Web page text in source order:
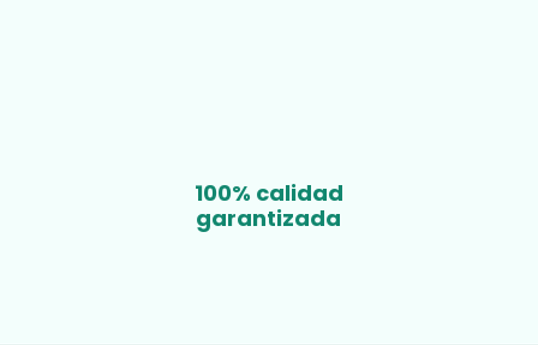
100% calidad
garantizada